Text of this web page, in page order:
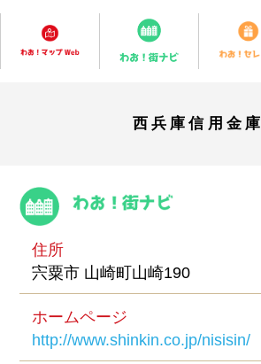
西兵庫信用金庫
住所
宍粟市 山崎町山崎190
ホームページ
http://www.shinkin.co.jp/nisisin/